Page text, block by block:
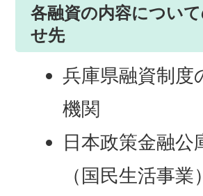
各融資の内容につい
せ先
兵庫県融資制度
機関
日本政策金融公
（国民生活事業